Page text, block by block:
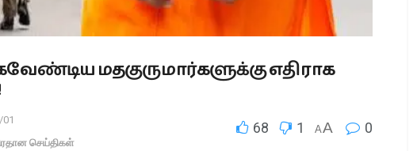
மதகுருமார்களுக்கு எதிராக
செய்திகள்
68 1 AA 0